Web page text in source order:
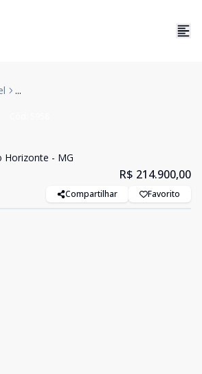
...
Horizonte - MG
R$ 214.900,00
Compartilhar Favorito